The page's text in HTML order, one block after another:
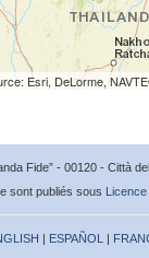
Esri, DeLorme,
Fide” - 00120 - Città
sont publiés sous
| ESPAÑOL |